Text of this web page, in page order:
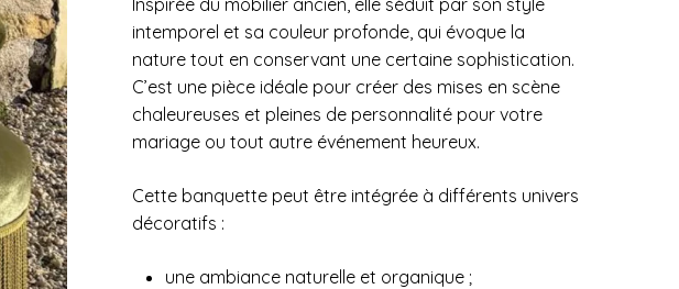
Inspirée du mobilier ancien, elle séduit par son style
intemporel et sa couleur profonde, qui évoque la
nature tout en conservant une certaine sophistication.
C’est une pièce idéale pour créer des mises en scène
chaleureuses et pleines de personnalité pour votre
mariage ou tout autre événement heureux.
Cette banquette peut être intégrée à différents univers
décoratifs :
une ambiance naturelle et organique ;